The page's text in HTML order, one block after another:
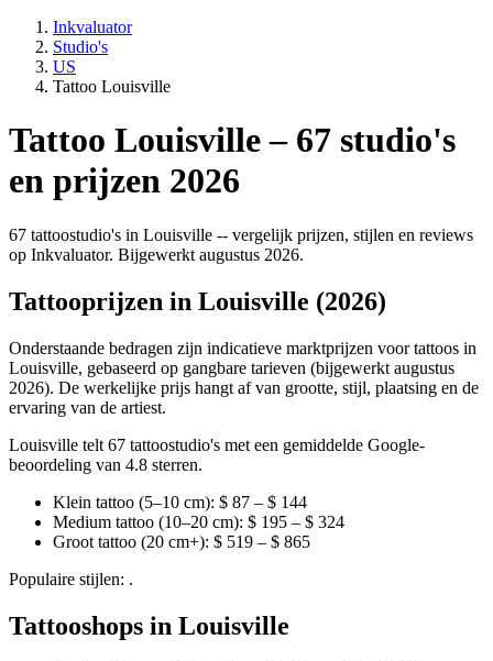
Inkvaluator
Studio's
US
Tattoo Louisville
Tattoo Louisville – 67 studio's
en prijzen 2026
67 tattoostudio's in Louisville -- vergelijk prijzen, stijlen en reviews
op Inkvaluator. Bijgewerkt augustus 2026.
Tattooprijzen in Louisville (2026)
Onderstaande bedragen zijn indicatieve marktprijzen voor tattoos in
Louisville, gebaseerd op gangbare tarieven (bijgewerkt augustus
2026). De werkelijke prijs hangt af van grootte, stijl, plaatsing en de
ervaring van de artiest.
Louisville telt 67 tattoostudio's met een gemiddelde Google-
beoordeling van 4.8 sterren.
Klein tattoo (5–10 cm): $ 87 – $ 144
Medium tattoo (10–20 cm): $ 195 – $ 324
Groot tattoo (20 cm+): $ 519 – $ 865
Populaire stijlen: .
Tattooshops in Louisville